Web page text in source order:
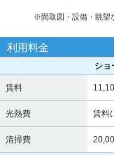
※間取図・設備・眺望
利用料金
ショ
賃料
光熱費 賃料
清掃費